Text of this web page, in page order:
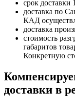
срок доставки
доставка по
КАД
доставка
стоимость
габаритов
Конкретную
доставки в